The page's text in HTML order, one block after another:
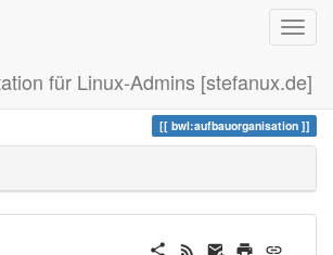
für Linux-Admins [stefanux.de]
bwl:aufbauorganisation